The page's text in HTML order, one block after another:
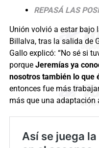
REPASÁ LAS
Unión volvió a estar bajo
Billalva, tras la salida de
Gallo explicó: “No sé si
porque Jeremías ya
nosotros también lo que
entonces fue más
más que una adaptación